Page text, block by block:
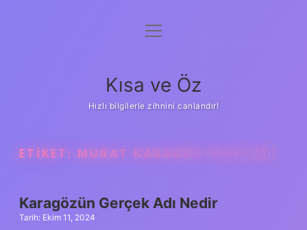
Anasayfa
Yasal Uyarı
menüyü
Kısa ve Öz
Hızlı bilgilerle zihnini canlandır!
ETIKET: MURAT KARAGÖZ ÖLDÜ MÜ
Karagözün Gerçek Adı Nedir
Tarih: Ekim 11, 2024